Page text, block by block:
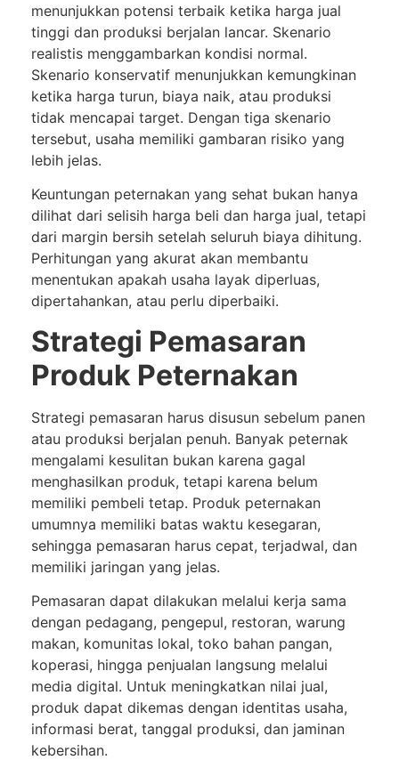
menunjukkan potensi terbaik ketika harga jual
tinggi dan produksi berjalan lancar. Skenario
realistis menggambarkan kondisi normal.
Skenario konservatif menunjukkan kemungkinan
ketika harga turun, biaya naik, atau produksi
tidak mencapai target. Dengan tiga skenario
tersebut, usaha memiliki gambaran risiko yang
lebih jelas.
Keuntungan peternakan yang sehat bukan hanya
dilihat dari selisih harga beli dan harga jual, tetapi
dari margin bersih setelah seluruh biaya dihitung.
Perhitungan yang akurat akan membantu
menentukan apakah usaha layak diperluas,
dipertahankan, atau perlu diperbaiki.
Strategi Pemasaran
Produk Peternakan
Strategi pemasaran harus disusun sebelum panen
atau produksi berjalan penuh. Banyak peternak
mengalami kesulitan bukan karena gagal
menghasilkan produk, tetapi karena belum
memiliki pembeli tetap. Produk peternakan
umumnya memiliki batas waktu kesegaran,
sehingga pemasaran harus cepat, terjadwal, dan
memiliki jaringan yang jelas.
Pemasaran dapat dilakukan melalui kerja sama
dengan pedagang, pengepul, restoran, warung
makan, komunitas lokal, toko bahan pangan,
koperasi, hingga penjualan langsung melalui
media digital. Untuk meningkatkan nilai jual,
produk dapat dikemas dengan identitas usaha,
informasi berat, tanggal produksi, dan jaminan
kebersihan.